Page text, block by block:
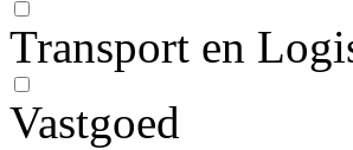
Transport en
Vastgoed